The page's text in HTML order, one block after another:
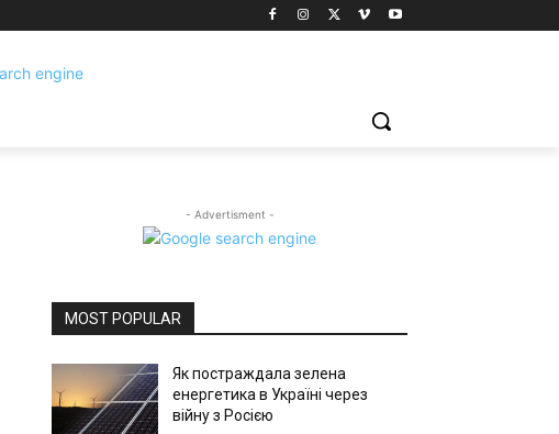
- Advertisment -
MOST POPULAR
Як постраждала зелена
енергетика в Україні через
війну з Росією